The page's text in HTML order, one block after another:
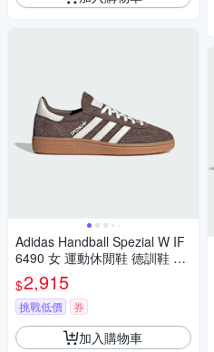
Adidas Handball Spezial W IF
6490 女 運動休閒鞋 德訓鞋 麂
皮 復古 舒適 棕 白
$2,915
挑戰低價 券
加入購物車